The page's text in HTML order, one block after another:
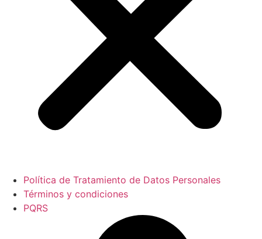
Política de Tratamiento de Datos Personales
Términos y condiciones
PQRS